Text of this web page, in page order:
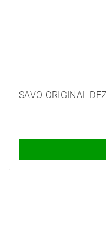
SAVO ORIGINAL